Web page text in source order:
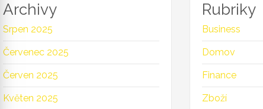
Archivy
Srpen 2025
Červenec 2025
Červen 2025
Květen 2025
Rubriky
Business
Domov
Finance
Zboží